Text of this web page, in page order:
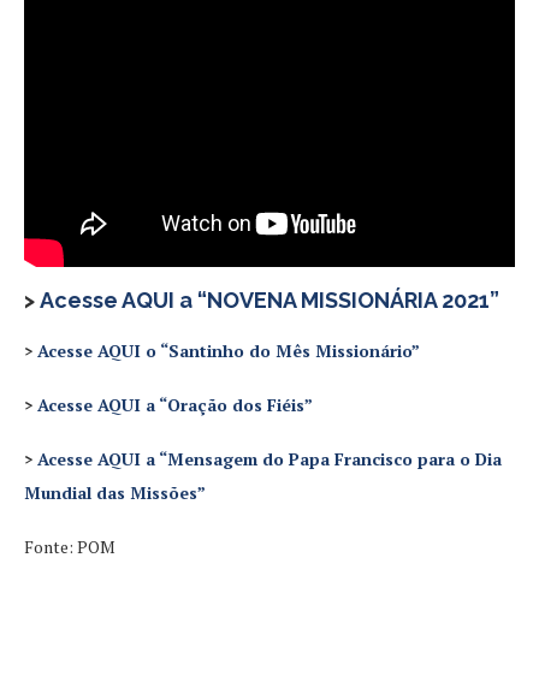
>Acesse AQUI a “NOVENA MISSIONÁRIA 2021”
> Acesse AQUI o “Santinho do Mês Missionário”
> Acesse AQUI a “Oração dos Fiéis”
> Acesse AQUI a “Mensagem do Papa Francisco para o Dia
Mundial das Missões”
Fonte: POM